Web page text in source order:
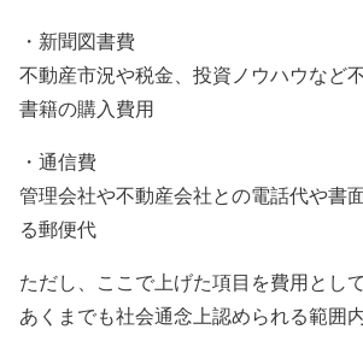
・新聞図書費
不動産市況や税金、投資ノウハウなど
書籍の購入費用
・通信費
管理会社や不動産会社との電話代や書
る郵便代
ただし、ここで上げた項目を費用とし
あくまでも社会通念上認められる範囲